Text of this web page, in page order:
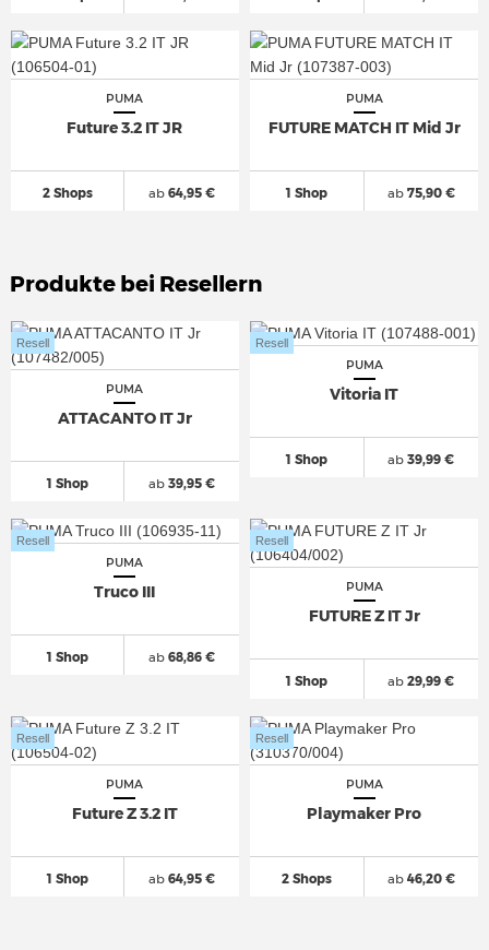
PUMA
Future 3.2 IT JR
2 Shops ab64,95 €
PUMA
FUTURE MATCH IT Mid Jr
1 Shop ab75,90 €
Produkte bei Resellern
PUMA
ATTACANTO IT Jr
1 Shop
Resell
ab39,95 €
PUMA
Vitoria IT
1 Shop
Resell
ab 39,99 €
PUMA
Truco III
1 Shop
Resell
ab68,86 €
PUMA
FUTURE Z IT Jr
1 Shop
Resell
ab 29,99 €
PUMA
Future Z 3.2 IT
1 Shop
Resell
ab64,95 €
PUMA
Playmaker Pro
2 Shops
Resell
ab46,20 €